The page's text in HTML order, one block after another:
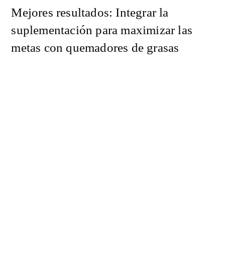
Mejores resultados: Integrar la
suplementación para maximizar las
metas con quemadores de grasas